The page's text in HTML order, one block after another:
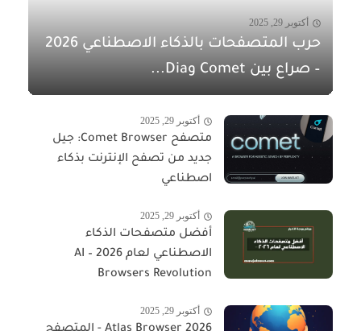
أكتوبر 29, 2025
حرب المتصفحات بالذكاء الاصطناعي 2026
– صراع بين Comet وDia...
أكتوبر 29, 2025
متصفح Comet Browser: جيل
جديد من تصفح الإنترنت بذكاء
اصطناعي
أكتوبر 29, 2025
أفضل متصفحات الذكاء
الاصطناعي لعام 2026 – AI
Browsers Revolution
أكتوبر 29, 2025